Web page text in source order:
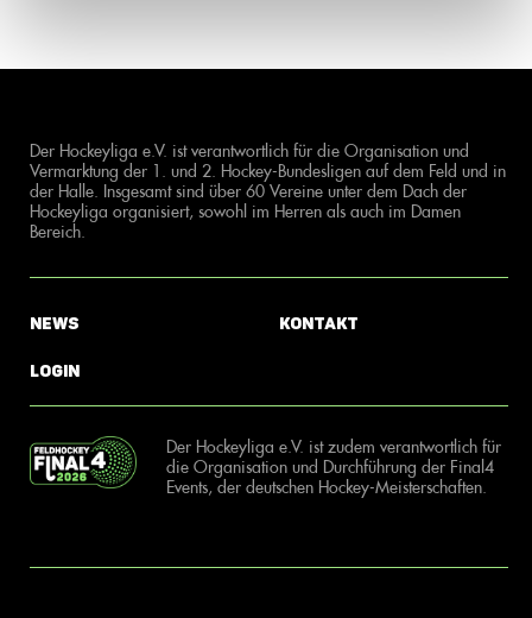
Der Hockeyliga e.V. ist verantwortlich für die Organisation und
Vermarktung der 1. und 2. Hockey-Bundesligen auf dem Feld und in
der Halle. Insgesamt sind über 60 Vereine unter dem Dach der
Hockeyliga organisiert, sowohl im Herren als auch im Damen
Bereich.
News
Login
Kontakt
Der Hockeyliga e.V. ist zudem verantwortlich für
die Organisation und Durchführung der Final4
Events, der deutschen Hockey-Meisterschaften.